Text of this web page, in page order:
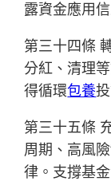
露資金應用信
第三十四條
分紅、清理
得循環包養
第三十五條
周期、高風
律。支撐基